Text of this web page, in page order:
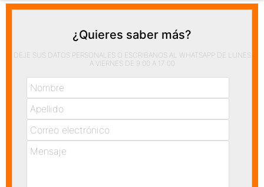
¿Quieres saber más?
DEJE SUS DATOS PERSONALES O ESCRIBANOS AL WHATSAPP DE LUNES
A VIERNES DE 9:00 A 17:00